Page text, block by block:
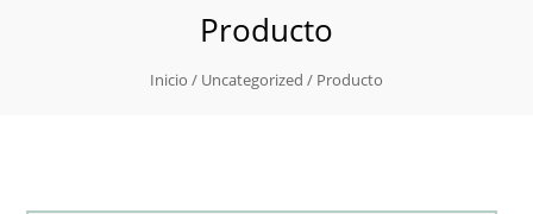
Producto
Inicio / Uncategorized / Producto